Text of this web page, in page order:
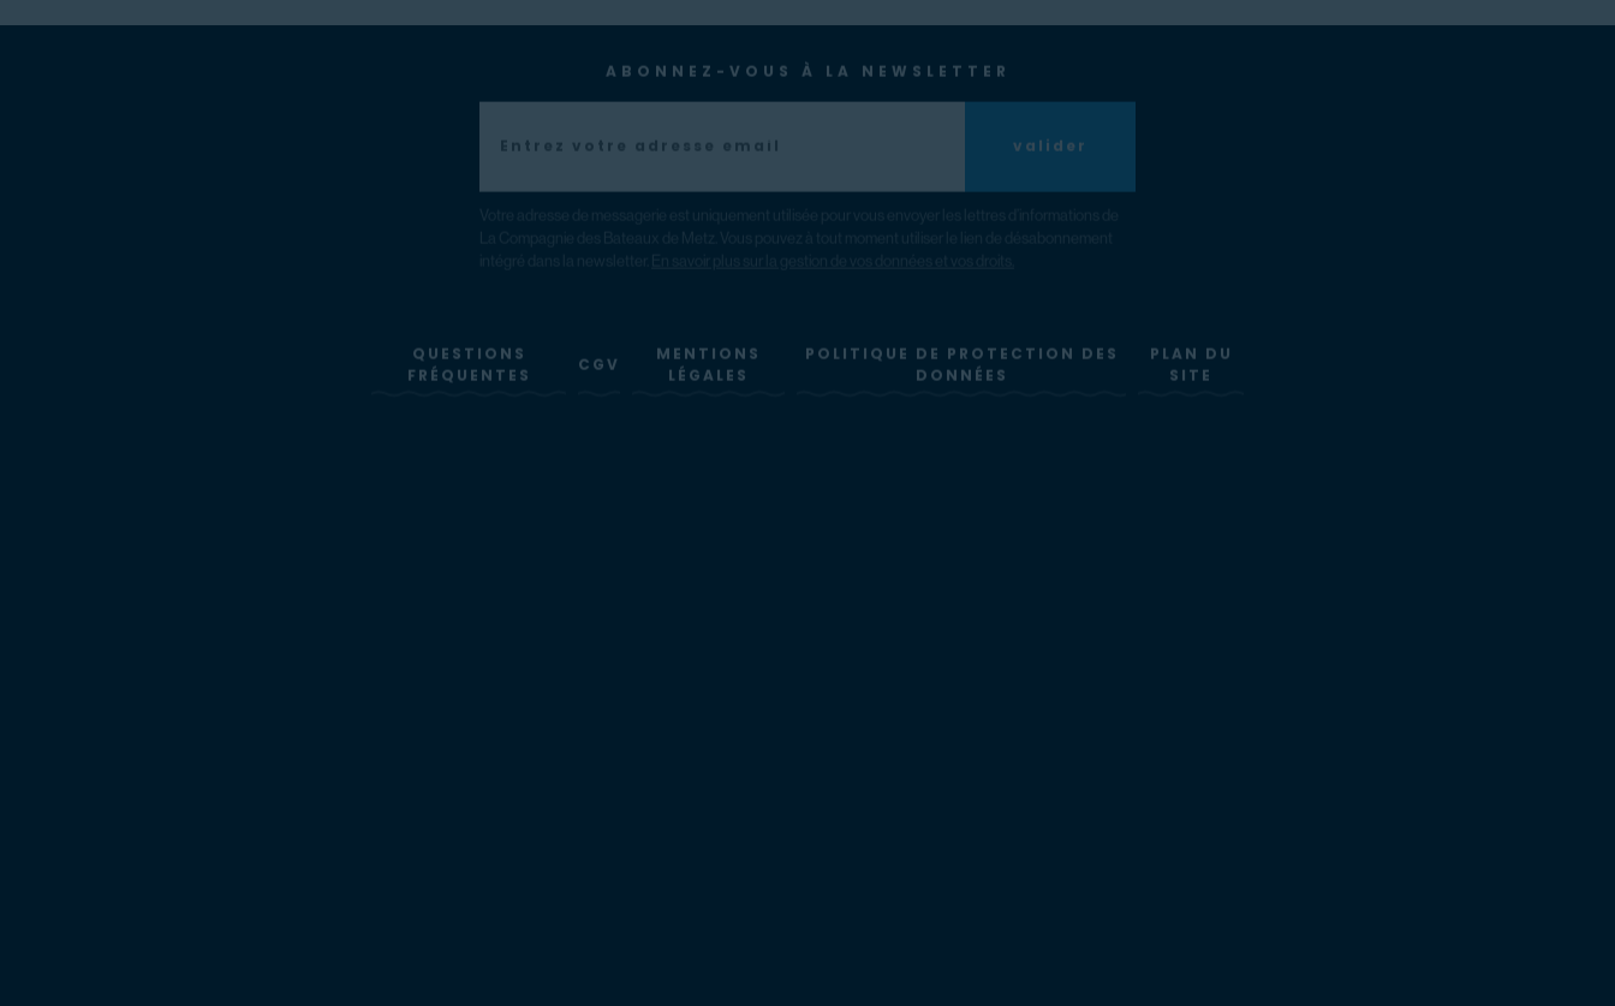
ABONNEZ-VOUS À LA NEWSLETTER
valider
QUESTIONS
FRÉQUENTES
CGV
MENTIONS
LÉGALES
POLITIQUE DE PROTECTION DES
DONNÉES
PLAN DU
SITE